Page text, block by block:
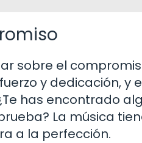
sobre el
y dedicación, y
has encontrado
La música
a la perfección.